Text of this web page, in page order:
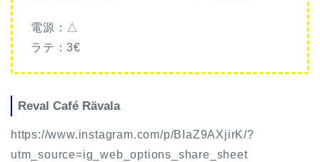
電源：△
ラテ：3€
Reval Café Rävala
https://www.instagram.com/p/BIaZ9AXjirK/?
utm_source=ig_web_options_share_sheet